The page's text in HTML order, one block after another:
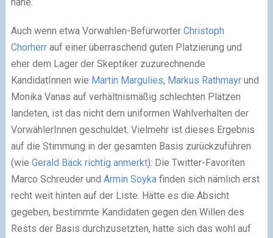
Auch wenn etwa Vorwahlen-Befürworter Christoph
Chorherrauf einer überraschend guten Platzierung und
eher dem Lager der Skeptiker zuzurechnende
KandidatInnen wie Martin Margulies, Markus Rathmayrund
Monika Vanas auf verhältnismäßig schlechten Plätzen
landeten, ist das nicht dem uniformen Wahlverhalten der
VorwählerInnen geschuldet. Vielmehr ist dieses Ergebnis
auf die Stimmung in der gesamten Basis zurückzuführen
(wie Gerald Bäck richtig anmerkt): Die Twitter-Favoriten
Marco Schreuder und Armin Soykafinden sich nämlich erst
recht weit hinten auf der Liste. Hätte es die Absicht
gegeben, bestimmte Kandidaten gegen den Willen des
Rests der Basis durchzusetzten, hätte sich das wohl auf